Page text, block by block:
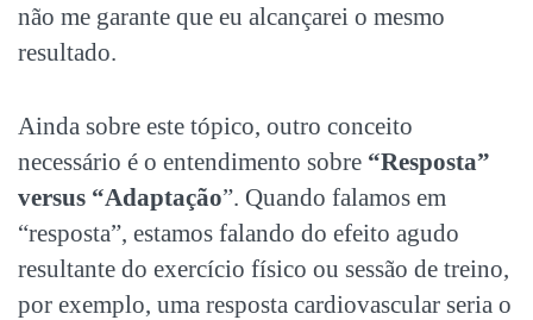
não me garante que eu alcançarei o mesmo
resultado.
Ainda sobre este tópico, outro conceito
necessário é o entendimento sobre “Resposta”
versus “Adaptação”. Quando falamos em
“resposta”, estamos falando do efeito agudo
resultante do exercício físico ou sessão de treino,
por exemplo, uma resposta cardiovascular seria o